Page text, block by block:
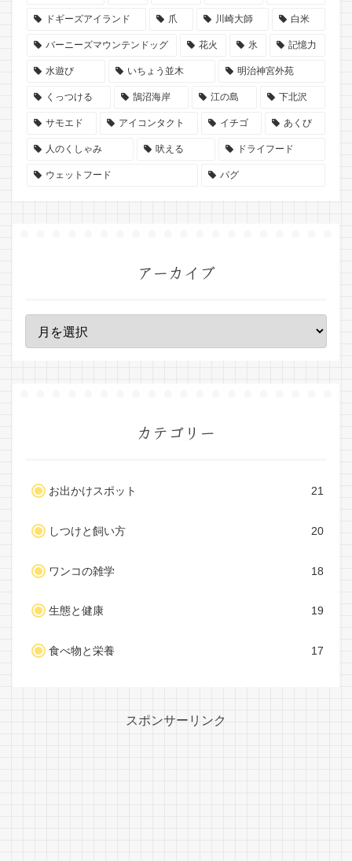
ドギーズアイランド 爪 川崎大師 白米
バーニーズマウンテンドッグ 花火 氷 記憶力
水遊び いちょう並木 明治神宮外苑
くっつける 鵠沼海岸 江の島 下北沢
サモエド アイコンタクト イチゴ あくび
人のくしゃみ 吠える ドライフード
ウェットフード パグ
アーカイブ
カテゴリー
お出かけスポット 21
しつけと飼い方 20
ワンコの雑学 18
生態と健康 19
食べ物と栄養 17
スポンサーリンク